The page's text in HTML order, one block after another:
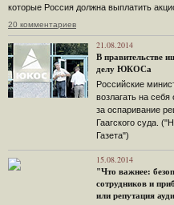
которые Россия должна выплатить
20 комментариев
21.08.2014
В правительстве
делу ЮКОСа
Российские
возлагать на себя
за оспаривание
Гаагского суда.
Газета")
15.08.2014
"Что важнее:
сотрудников и
или репутация